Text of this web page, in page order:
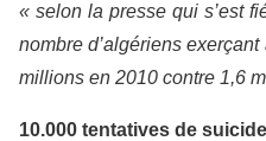
« selon la presse qui s’est
nombre d’algériens
millions en 2010 contre 1,6
10.000 tentatives de